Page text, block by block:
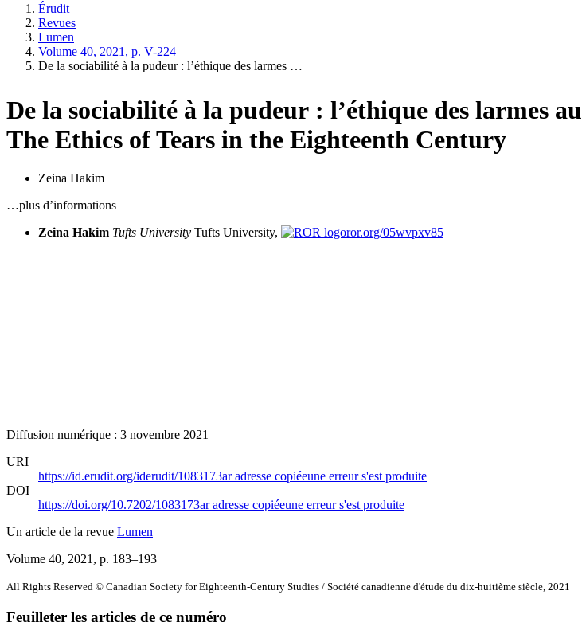
Érudit
Revues
Lumen
Volume 40, 2021, p. V-224
De la sociabilité à la pudeur : l’éthique des larmes …
De la sociabilité à la pudeur : l’éthique des larmes au
The Ethics of Tears in the Eighteenth Century
Zeina Hakim
…plus d’informations
Zeina Hakim Tufts University Tufts University, ror.org/05wvpxv85
Diffusion numérique : 3 novembre 2021
URI
https://id.erudit.org/iderudit/1083173aradresse copiéeune erreur s'est produite
DOI
https://doi.org/10.7202/1083173aradresse copiéeune erreur s'est produite
Un article de la revue Lumen
Volume 40, 2021 , p. 183–193
All Rights Reserved © Canadian Society for Eighteenth-Century Studies / Société canadienne d'étude du dix-huitième siècle, 2021
Feuilleter les articles de ce numéro